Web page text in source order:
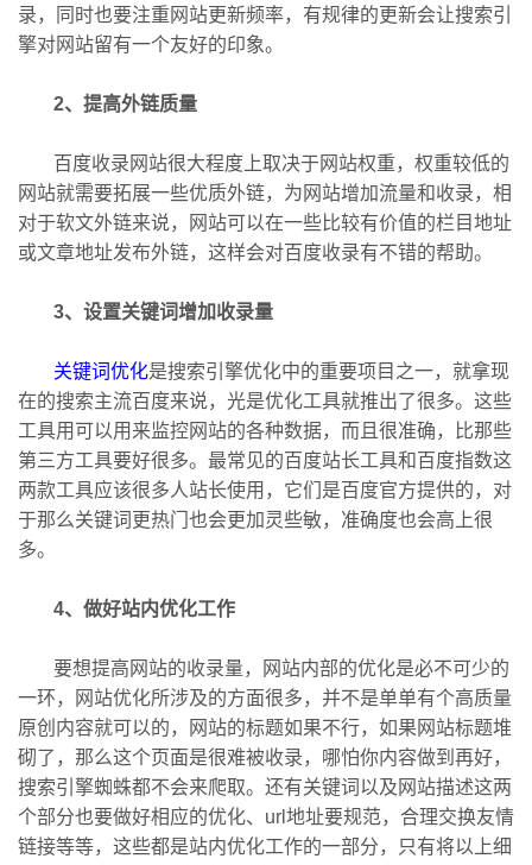
录，同时也要注重网站更新频率，有规律的更新会让搜索引
擎对网站留有一个友好的印象。
2、提高外链质量
百度收录网站很大程度上取决于网站权重，权重较低的
网站就需要拓展一些优质外链，为网站增加流量和收录，相
对于软文外链来说，网站可以在一些比较有价值的栏目地址
或文章地址发布外链，这样会对百度收录有不错的帮助。
3、设置关键词增加收录量
关键词优化是搜索引擎优化中的重要项目之一，就拿现
在的搜索主流百度来说，光是优化工具就推出了很多。这些
工具用可以用来监控网站的各种数据，而且很准确，比那些
第三方工具要好很多。最常见的百度站长工具和百度指数这
两款工具应该很多人站长使用，它们是百度官方提供的，对
于那么关键词更热门也会更加灵些敏，准确度也会高上很
多。
4、做好站内优化工作
要想提高网站的收录量，网站内部的优化是必不可少的
一环，网站优化所涉及的方面很多，并不是单单有个高质量
原创内容就可以的，网站的标题如果不行，如果网站标题堆
砌了，那么这个页面是很难被收录，哪怕你内容做到再好，
搜索引擎蜘蛛都不会来爬取。还有关键词以及网站描述这两
个部分也要做好相应的优化、url地址要规范，合理交换友情
链接等等，这些都是站内优化工作的一部分，只有将以上细